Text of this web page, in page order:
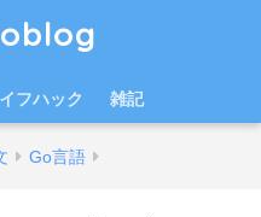
フハック 雑記
Go言語